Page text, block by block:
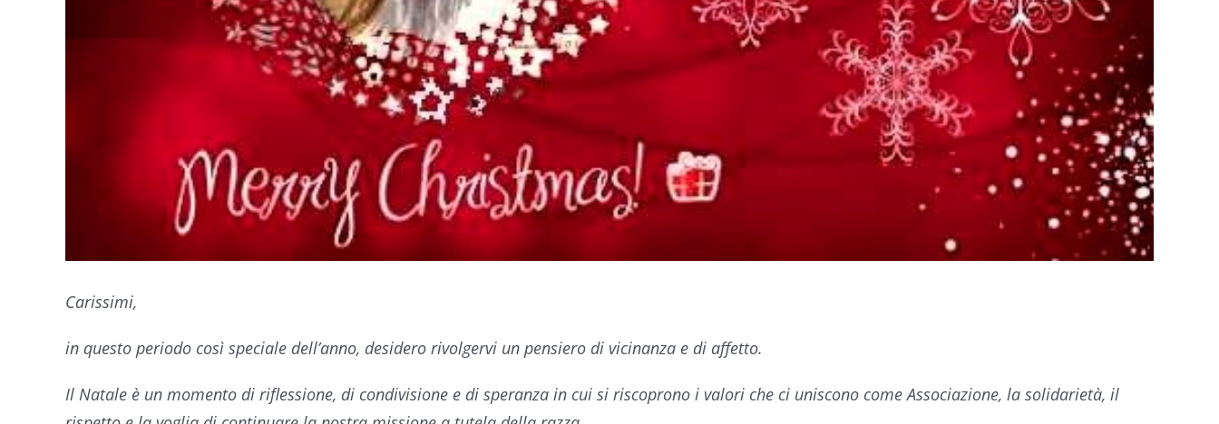
Carissimi,
in questo periodo così speciale dell’anno, desidero rivolgervi un pensiero di vicinanza e di affetto.
Il Natale è un momento di riflessione, di condivisione e di speranza in cui si riscoprono i valori che ci uniscono come Associazione, la solidarietà, il